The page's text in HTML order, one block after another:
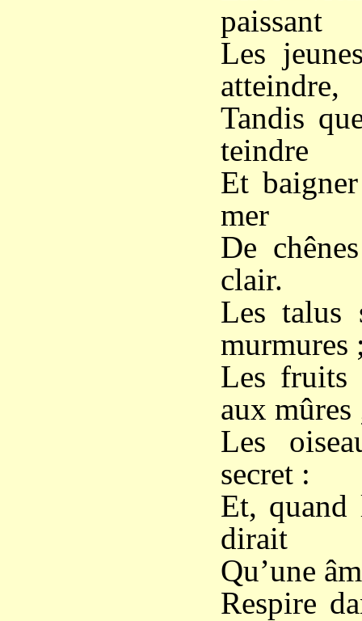
paissant
Les
atteindre,
Tandis
teindre
Et
mer
De
clair.
Les talus
murmures
Les fruits
aux mûres
Les
secret :
Et, quand
dirait
Qu’une
Respire